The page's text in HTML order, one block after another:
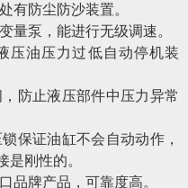
有防尘防沙装置。
量泵，能进行无级调速。
压油压力过低自动停机装
防止液压部件中压力异常
保证油缸不会自动动作，
是刚性的。
品牌产品，可靠度高。